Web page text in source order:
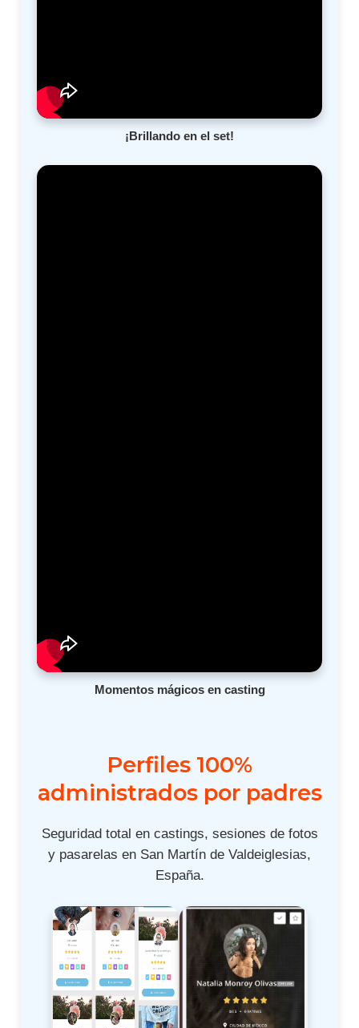
¡Brillando en el set!
Momentos mágicos en casting
Perfiles 100%
administrados por padres
Seguridad total en castings, sesiones de fotos
y pasarelas en San Martín de Valdeiglesias,
España.